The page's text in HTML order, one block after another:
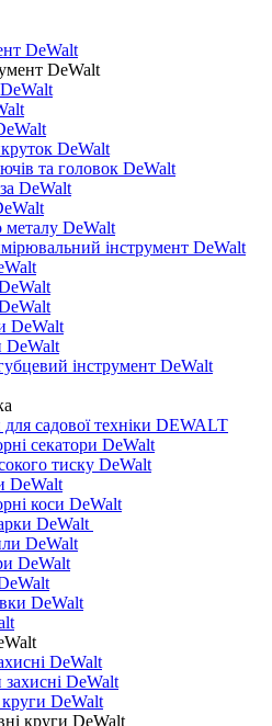
DeWalt
DeWalt
DeWalt
та головок DeWalt
DeWalt
DeWalt
інструмент DeWalt
DeWalt
DeWalt
інструмент DeWalt
садової техніки DEWALT
секатори DeWalt
тиску DeWalt
DeWalt
коси DeWalt
DeWalt
DeWalt
DeWalt
DeWalt
DeWalt
DeWalt
DeWalt
круги DeWalt